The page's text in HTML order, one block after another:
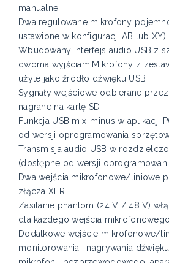
manualne
Dwa regulowane mikrofony
ustawione w konfiguracji AB lub XY)
Wbudowany interfejs audio USB z
dwoma wyjściamiMikrofony z
użyte jako źródło dźwięku USB
Sygnały wejściowe odbierane
nagrane na kartę SD
Funkcja USB mix-minus w aplikacji
od wersji oprogramowania
Transmisja audio USB w
(dostępne od wersji
Dwa wejścia mikrofonowe/liniowe
złącza XLR
Zasilanie phantom (24 V / 48 V)
dla każdego wejścia mikrofonowego
Dodatkowe wejście mikrofonowe/
monitorowania i nagrywania